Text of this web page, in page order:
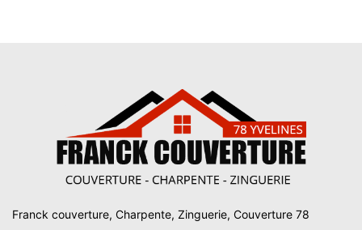
Franck couverture, Charpente, Zinguerie, Couverture 78